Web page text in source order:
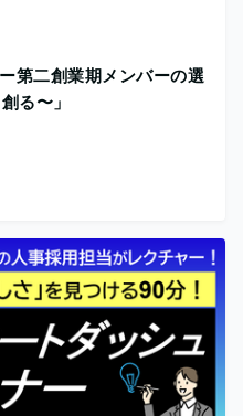
第二創業期メンバーの選
る〜」